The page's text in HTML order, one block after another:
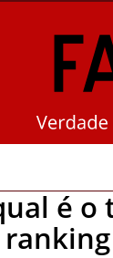
é